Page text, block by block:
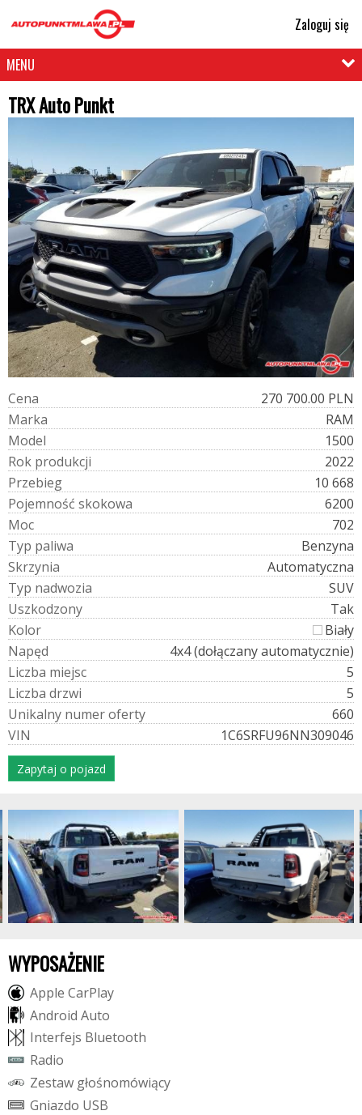
Zaloguj się
MENU
TRX Auto Punkt
Cena
270 700.00 PLN
Marka
RAM
Model
1500
Rok produkcji
2022
Przebieg
10 668
Pojemność skokowa
6200
Moc
702
Typ paliwa
Benzyna
Skrzynia
Automatyczna
Typ nadwozia
SUV
Uszkodzony
Tak
Kolor
Biały
Napęd
4x4 (dołączany automatycznie)
Liczba miejsc
5
Liczba drzwi
5
Unikalny numeroferty
660
VIN 1C6SRFU96NN309046
Zapytaj o pojazd
WYPOSAŻENIE
Apple CarPlay
Android Auto
Interfejs Bluetooth
Radio
Zestaw głośnomówiący
Gniazdo USB